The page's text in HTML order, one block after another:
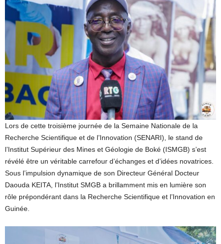
Lors de cette troisième journée de la Semaine Nationale de la
Recherche Scientifique et de l’Innovation (SENARI), le stand de
l’Institut Supérieur des Mines et Géologie de Boké (ISMGB) s’est
révélé être un véritable carrefour d’échanges et d’idées novatrices.
Sous l’impulsion dynamique de son Directeur Général Docteur
Daouda KEITA, l’Institut SMGB a brillamment mis en lumière son
rôle prépondérant dans la Recherche Scientifique et l’Innovation en
Guinée.